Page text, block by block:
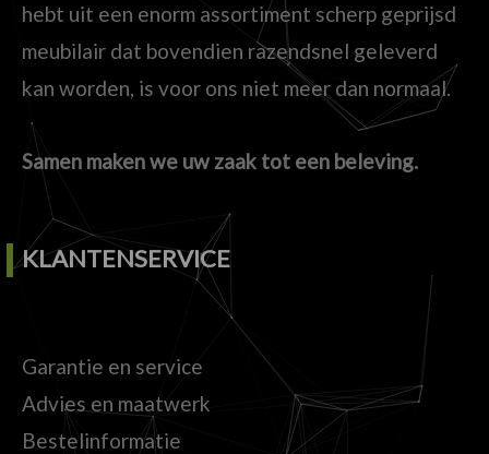
hebt uit een enorm assortiment scherp geprijsd
meubilair dat bovendien razendsnel geleverd
kan worden, is voor ons niet meer dan normaal.
Samen maken we uw zaak tot een beleving.
KLANTENSERVICE
Garantie en service
Advies en maatwerk
Bestelinformatie